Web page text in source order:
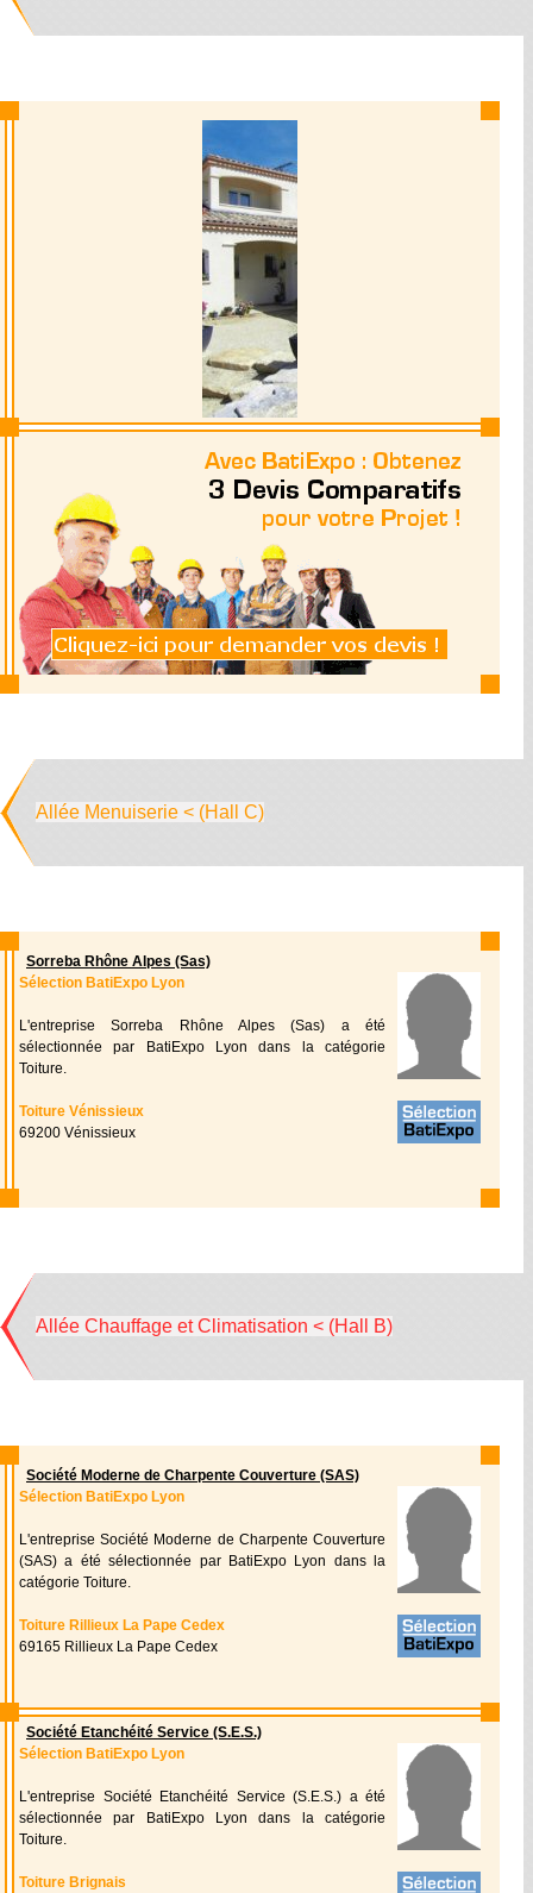
Allée Menuiserie < (Hall C)
Sorreba Rhône Alpes (Sas)
Sélection BatiExpo Lyon
L'entreprise Sorreba Rhône Alpes (Sas) a été
sélectionnée par BatiExpo Lyon dans la catégorie
Toiture.
Toiture Vénissieux
69200 Vénissieux
Allée Chauffage et Climatisation < (Hall B)
Société Moderne de Charpente Couverture (SAS)
Sélection BatiExpo Lyon
L'entreprise Société Moderne de Charpente Couverture
(SAS) a été sélectionnée par BatiExpo Lyon dans la
catégorie Toiture.
Toiture Rillieux La Pape Cedex
69165 Rillieux La Pape Cedex
Société Etanchéité Service (S.E.S.)
Sélection BatiExpo Lyon
L'entreprise Société Etanchéité Service (S.E.S.) a été
sélectionnée par BatiExpo Lyon dans la catégorie
Toiture.
Toiture Brignais